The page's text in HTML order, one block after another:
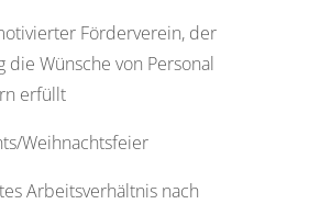
Förderverein, der
die Wünsche von Personal
erfüllt
Weihnachtsfeier
Arbeitsverhältnis nach